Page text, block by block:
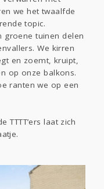
we het twaalfde
topic.
groene tuinen delen
We kirren
en zoemt, kruipt,
op onze balkons.
ranten we op een
TTTT’ers laat zich